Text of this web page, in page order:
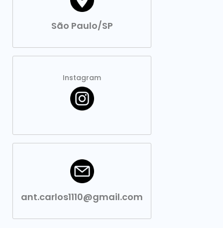
São Paulo/SP
Instagram
ant.carlos1110@gmail.com